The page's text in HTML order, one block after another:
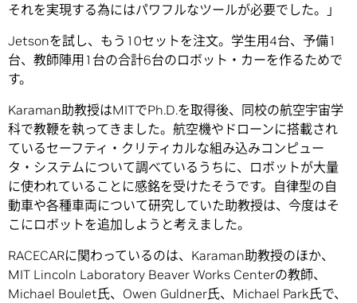
それを実現する為にはパワフルなツールが必要でした。」
Jetsonを試し、もう10セットを注文。学生用4台、予備1
台、教師陣用1台の合計6台のロボット・カーを作るためで
す。
Karaman助教授はMITでPh.D.を取得後、同校の航空宇宙学
科で教鞭を執ってきました。航空機やドローンに搭載され
ているセーフティ・クリティカルな組み込みコンピュー
タ・システムについて調べているうちに、ロボットが大量
に使われていることに感銘を受けたそうです。自律型の自
動車や各種車両について研究していた助教授は、今度はそ
こにロボットを追加しようと考えました。
RACECARに関わっているのは、Karaman助教授のほか、
MIT Lincoln Laboratory Beaver Works Centerの教師、
Michael Boulet氏、Owen Guldner氏、Michael Park氏で、